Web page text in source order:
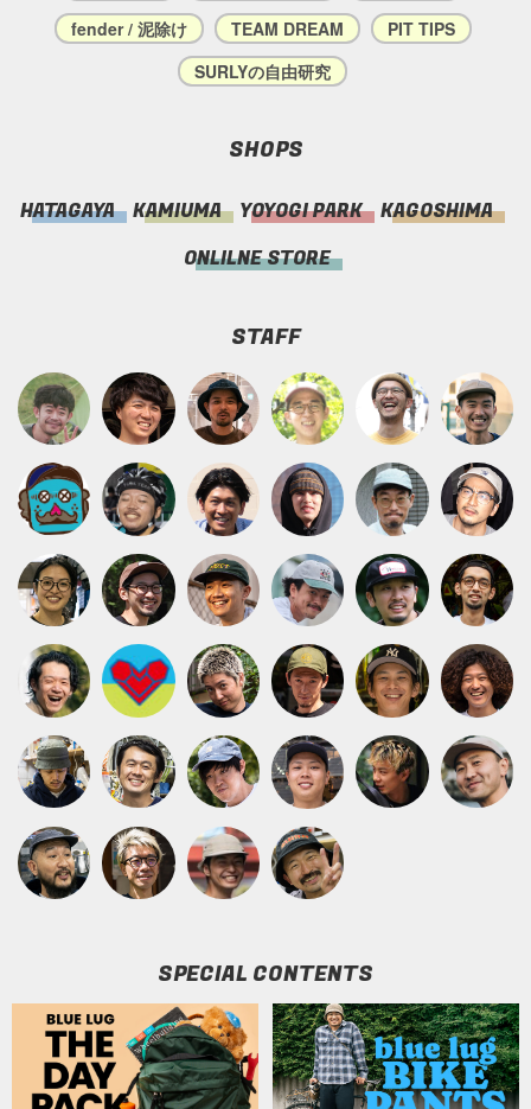
fender / 泥除け
TEAM DREAM
PIT TIPS
SURLYの自由研究
SHOPS
HATAGAYA KAMIUMA YOYOGI PARK
KAGOSHIMA
ONLILNE STORE
STAFF
SPECIAL CONTENTS